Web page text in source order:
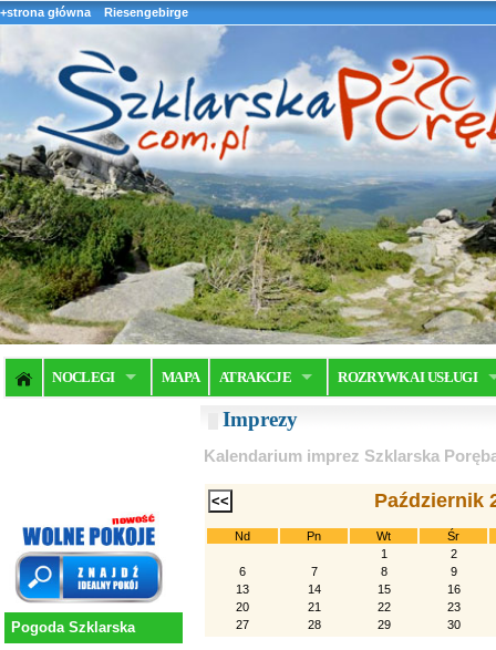
+strona główna Riesengebirge
NOCLEGI MAPA ATRAKCJE ROZRYWKA I USŁUGI
Pogoda Szklarska
Imprezy
Kalendarium imprez Szklarska
Październik
Nd Pn Wt
Śr
1
2
6
7 8
9
13
14 15
16
20
21 22
23
27
28 29 30